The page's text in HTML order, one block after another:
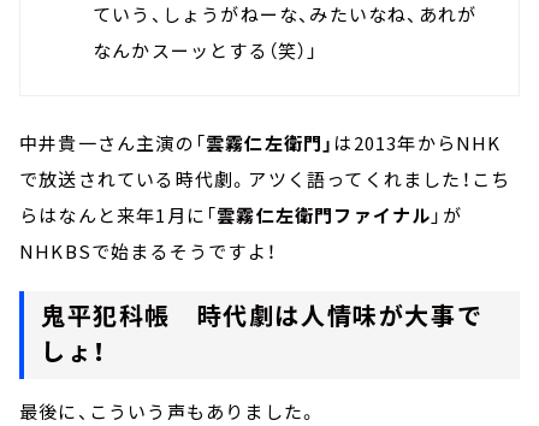
ていう、しょうがねーな、みたいなね、あれが
なんかスーッとする（笑）」
中井貴一さん主演の「雲霧仁左衛門」 は2013年からNHK
で放送されている時代劇。アツく語ってくれました！こち
らはなんと来年1月に「雲霧仁左衛門ファイナル 」が
NHKBSで始まるそうですよ！
鬼平犯科帳 時代劇は人情味が大事で
しょ！
最後に、こういう声もありました。